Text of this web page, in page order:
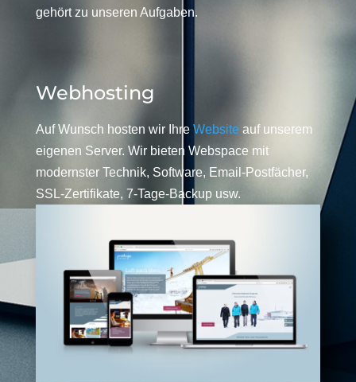
gehört zu unseren Aufgaben.
Webhosting
Auf Wunsch hosten wir Ihre Website auf unserem
eigenen Server. Wir bieten Webspace mit
modernster Technik, Software, Email-Postfächer,
SSL-Zertifikate, 7-Tage-Backup usw.